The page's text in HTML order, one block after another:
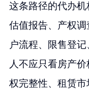
这条路径的代办机
估值报告、产权
户流程、限售登
人不应只看房产
权完整性、租赁市